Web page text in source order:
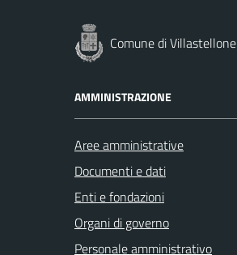
Comune di Villastellone
AMMINISTRAZIONE
Aree amministrative
Documenti e dati
Enti e fondazioni
Organi di governo
Personale amministrativo